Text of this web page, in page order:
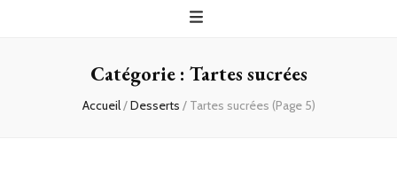
Serviettes
Catégorie : Tartes sucrées
Accueil/Desserts / Tartes sucrées (Page 5)